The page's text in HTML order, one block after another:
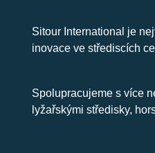
Sitour International je
inovace ve střediscích
Spolupracujeme s více
lyžařskými středisky,